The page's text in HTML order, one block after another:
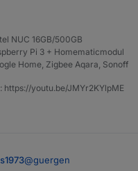
NUC 16GB/500GB
Pi 3 + Homematicmodul
Home, Zigbee Aqara, Sonoff
https://youtu.be/JMYr2KYlpME
@guergen